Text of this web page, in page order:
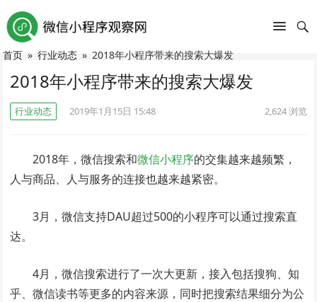
首页 » 行业动态 » 2018年小程序带来的搜索大爆发
2018年小程序带来的搜索大爆发
行业动态 2019年1月15日 15:48 2,624浏览
2018年，微信搜索和微信小程序的交集越来越频繁，
人与商品、人与服务的连接也越来越紧密。
3月，微信支持DAU超过500的小程序可以通过搜索直
达。
4月，微信搜索进行了一次大更新，接入包括搜狗、知
乎、微信读书等更多的内容来源，同时把搜索结果细分为公